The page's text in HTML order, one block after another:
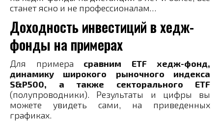
станет ясно и не профессионалам…
Доходность инвестиций в хедж-
фонды на примерах
Для примера сравним ETF хедж-фонд,
динамику широкого рыночного индекса
S&P500, а также секторального ETF
(полупроводники). Результаты и цифры вы
можете увидеть сами, на приведенных
графиках.